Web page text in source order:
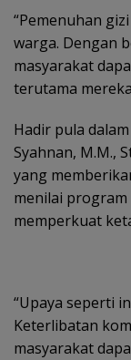
“Pemenuhan
warga. Dengan
masyarakat
terutama
Hadir pula
Syahnan, M.M.,
yang
menilai program
memperkuat
“Upaya seperti
Keterlibatan
masyarakat